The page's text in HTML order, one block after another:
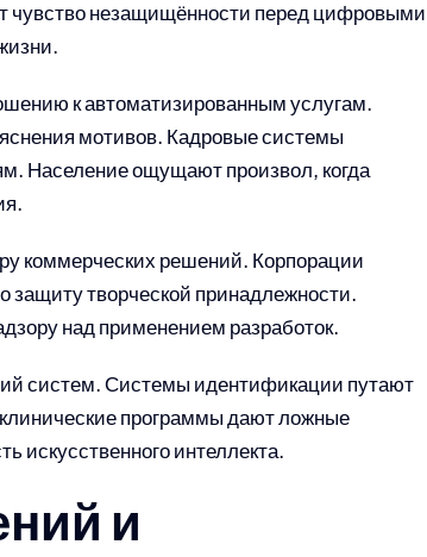
чувство незащищённости перед цифровыми
к автоматизированным услугам.
мотивов. Кадровые системы
Население ощущают произвол, когда
коммерческих решений. Корпорации
защиту творческой принадлежности.
над применением разработок.
систем. Системы идентификации путают
программы дают ложные
искусственного интеллекта.
и